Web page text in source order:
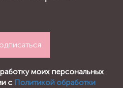
моих персональных
с Политикой обработки